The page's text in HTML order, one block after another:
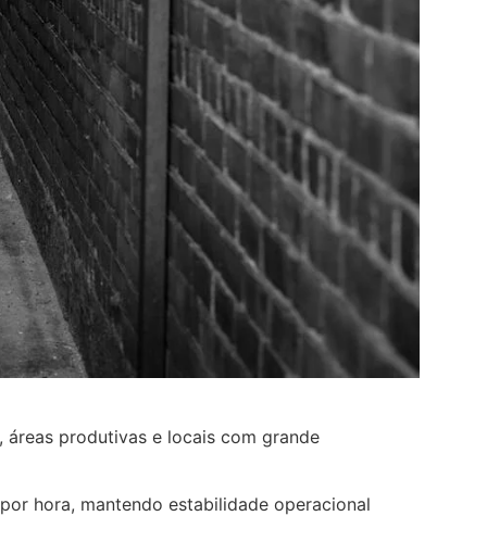
produtivas e locais com grande
hora, mantendo estabilidade operacional